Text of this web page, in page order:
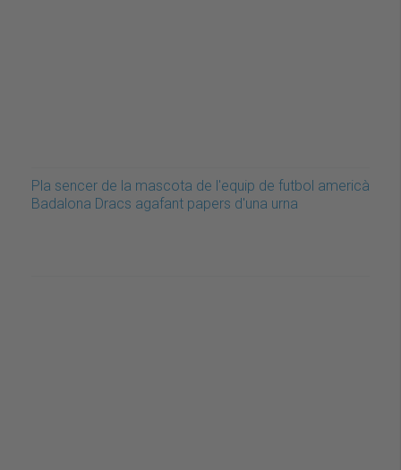
Pla sencer de la mascota de l'equip de futbol americà
Badalona Dracs agafant papers d'una urna